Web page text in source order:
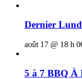
Dernier
août 17 @ 18 h
5 à 7 BBQ À